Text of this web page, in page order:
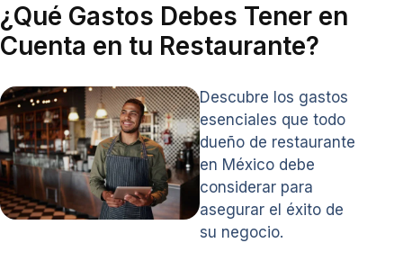
¿Qué Gastos Debes Tener en
Cuenta en tu Restaurante?
Descubre los gastos
esenciales que todo
dueño de restaurante
en México debe
considerar para
asegurar el éxito de
su negocio.